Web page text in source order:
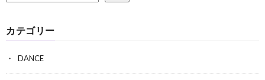
カテゴリー
DANCE